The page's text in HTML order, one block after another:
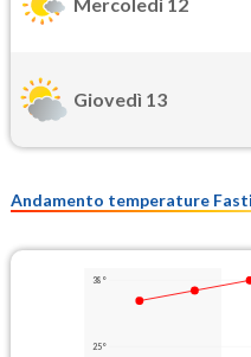
Mercoledì 12
Giovedì 13
Andamento temperature
38°
25°